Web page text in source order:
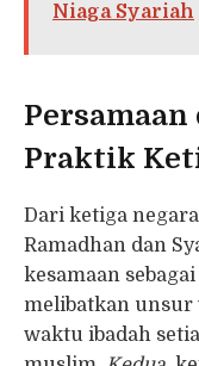
Niaga Syariah
Persamaan
Praktik
Dari ketiga
Ramadhan dan
kesamaan
melibatkan
waktu ibadah